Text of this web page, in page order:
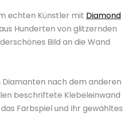
echten Künstler mit Diamond
Hunderten von glitzernden
Bild an die Wand
Diamanten nach dem anderen
beschriftete Klebeleinwand
Farbspiel und Ihr gewähltes